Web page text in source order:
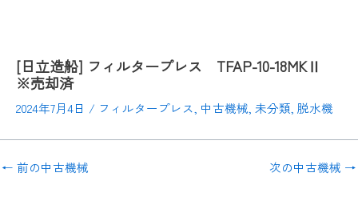
[日立造船] フィルタープレス TFAP-10-18MKⅡ
※売却済
2024年7月4日 / フィルタープレス, 中古機械, 未分類, 脱水機
← 前の中古機械 次の中古機械 →